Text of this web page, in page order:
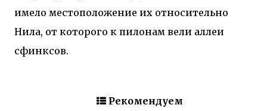
имело местоположение их относительно
Нила, от которого к пилонам вели аллеи
сфинксов.
Рекомендуем